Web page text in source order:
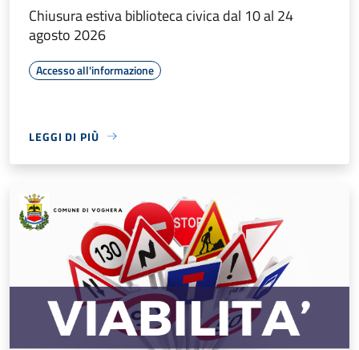
Chiusura estiva biblioteca civica dal 10 al 24
agosto 2026
Accesso all'informazione
LEGGI DI PIÙ